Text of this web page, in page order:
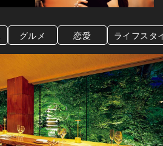
グルメ 恋愛 ライフスタ